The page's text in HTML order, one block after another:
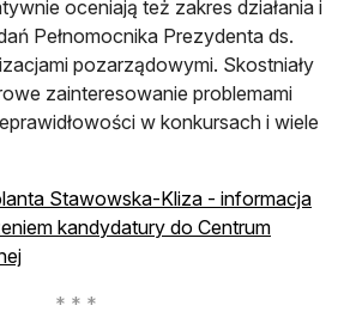
oceniają też zakres działania i
Pełnomocnika Prezydenta ds.
pozarządowymi. Skostniały
zainteresowanie problemami
w konkursach i wiele
Stawowska-Kliza - informacja
kandydatury do Centrum